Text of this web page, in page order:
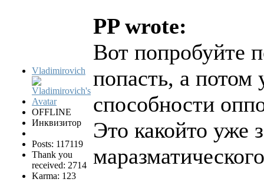
Vladimirovich
OFFLINE
Инквизитор
Posts: 117119
Thank you
received: 2714
Karma: 123
PP wrote:
Вот попробуйте
попасть, а
способности
Это какойто уже